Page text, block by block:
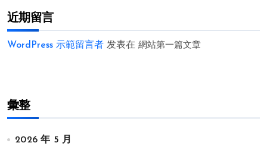
近期留言
WordPress 示範留言者 发表在 網站第一篇文章
彙整
2026 年 5 月